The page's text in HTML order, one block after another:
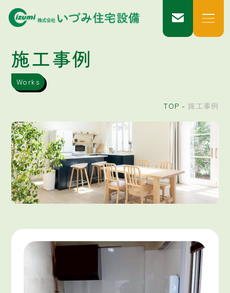
施工事例
Works
TOP 施工事例